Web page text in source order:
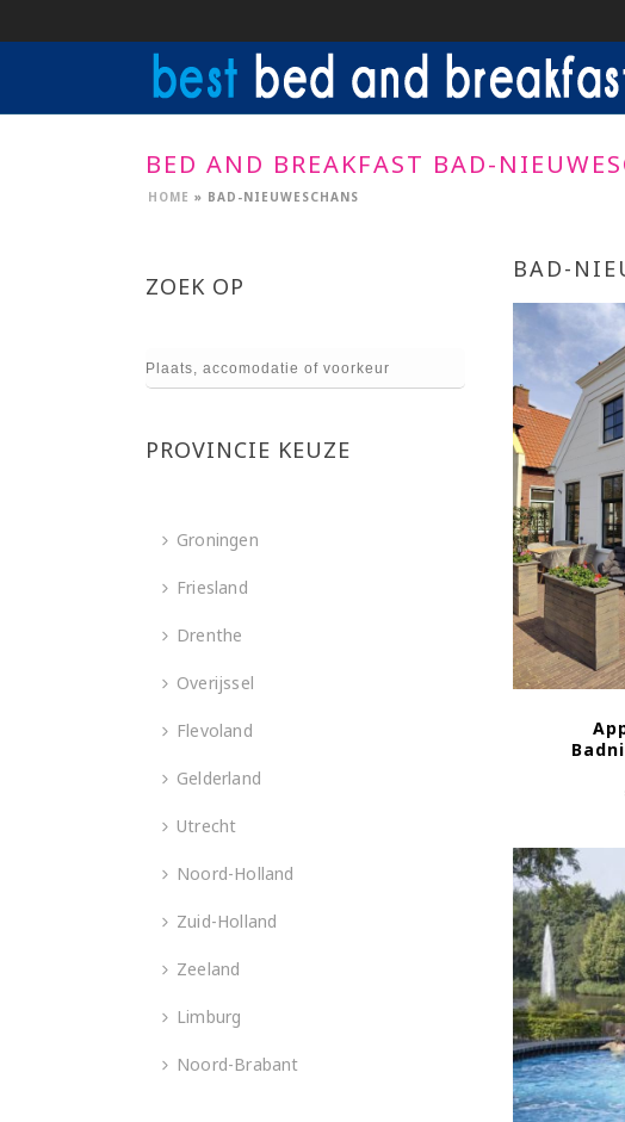
BED AND BREAKFAST BAD-
HOME » BAD-NIEUWESCHANS
BAD-
ZOEK OP
PROVINCIE KEUZE
Groningen
Friesland
Drenthe
Overijssel
Flevoland
Gelderland
Utrecht
Noord-Holland
Zuid-Holland
Zeeland
Limburg
Noord-Brabant